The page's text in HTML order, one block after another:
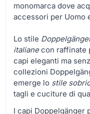
monomarca dove
accessori per Uomo
Lo stile
italianecon raffinate
capi eleganti ma
collezioni
emerge lo stile
tagli e cuciture di
I capi Doppelgänger